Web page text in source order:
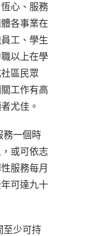
心、服務
各事業在
工、學生
以上在學
區民眾
工作有高
尤佳。
務一個時
或可依志
服務每月
可達九十
至少可持